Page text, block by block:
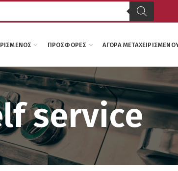
ΠΡΟΣΦΟΡΈΣ ΑΓΟΡΆ
service